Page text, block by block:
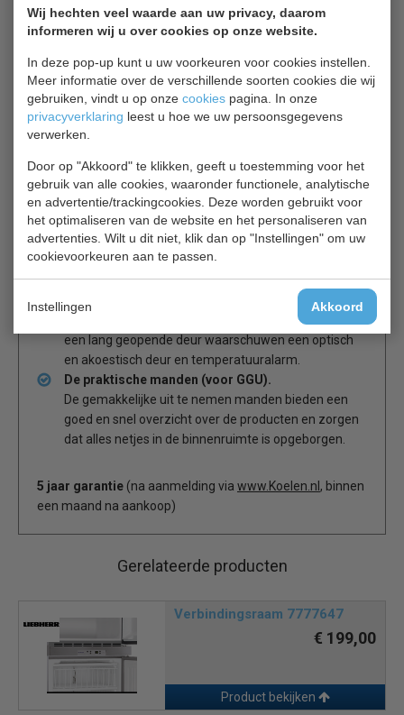
Wij hechten veel waarde aan uw privacy, daarom
informeren wij u over cookies op onze website.
In deze pop-up kunt u uw voorkeuren voor cookies instellen.
Meer informatie over de verschillende soorten cookies die wij
gebruiken, vindt u op onze cookies pagina. In onze
privacyverklaring leest u hoe we uw persoonsgegevens
verwerken.
Door op "Akkoord" te klikken, geeft u toestemming voor het
gebruik van alle cookies, waaronder functionele, analytische
en advertentie/trackingcookies. Deze worden gebruikt voor
het optimaliseren van de website en het personaliseren van
advertenties. Wilt u dit niet, klik dan op "Instellingen" om uw
cookievoorkeuren aan te passen.
Instellingen Akkoord
apparaten aan een werkplek mogelijk.
Stevig slot
op de koelkast voorkomt ongewenst
toegang.
Robuuste stanggreepbij FKUv en GGU modellen is
ontworpen voor intensief gebruik.
Ergonomisch gemakkelijk met de linker of rechter
hand vast te pakken en heel eenvoudig schoon te
maken.
Moderne elektronica
De modellen beschikken over een hoogwaardige
elektronische besturing met een groot
temperatuurdisplay en veel praktische functies.
De besturing is in het bovenblad geïntegreerd de
temperatuur kan op de graad nauwkeurig worden
Bij een ongecontroleerde temperatuurstijging of bij
een lang geopende deur waarschuwen een optisch
en akoestisch deur en temperatuuralarm.
De praktische manden (voor GGU).
De gemakkelijke uit te nemen manden bieden een
goed en snel overzicht over de producten en zorgen
dat alles netjes in de binnenruimte is opgeborgen.
5 jaar garantie (na aanmelding via www.Koelen.nl , binnen
een maand na aankoop)
Gerelateerde producten
Verbindingsraam 7777647
€ 199,00
Product bekijken